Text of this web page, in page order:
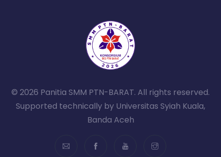
© 2026 Panitia SMM PTN-BARAT. All rights reserved.
Supported technically by Universitas Syiah Kuala,
Banda Aceh